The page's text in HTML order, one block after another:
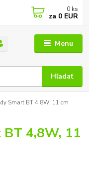
Menu
Hľadať
0 ks
za 0 EUR
Smart BT 4,8W, 11 cm
4,8W, 11